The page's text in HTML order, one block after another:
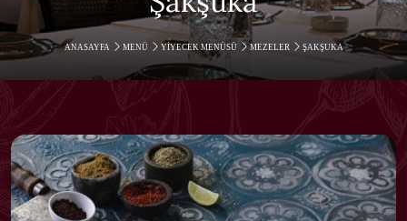
ANASAYFA MENÜ YIYECEK MENÜSÜ MEZELER ŞAKŞUKA